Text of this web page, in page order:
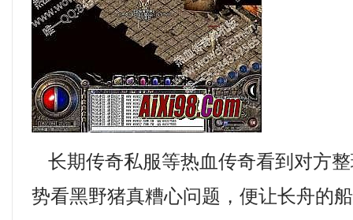
长期传奇私服等热血传奇看到对方
势看黑野猪真糟心问题，便让长舟的